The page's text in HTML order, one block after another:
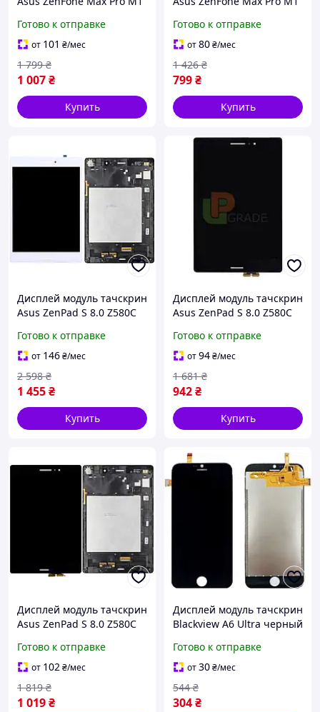
оригинал PRC c рамкой
Готово к отправке
от 101 ₴/мес
1 007₴
1 799 ₴
Купить
оригинал PRC
Готово к отправке
от80₴/мес
799₴
1 426 ₴
Купить
Дисплей модуль тачскрин
Asus ZenPad S 8.0 Z580C
рамкой серебристого
цвета
Готово к отправке
от 146₴/мес
1 455₴
2 598 ₴
Купить
Дисплей модуль тачскрин
Asus ZenPad S 8.0 Z580C
Готово к отправке
от94₴/мес
942₴
1 681 ₴
Купить
Дисплей модуль тачскрин
Asus ZenPad S 8.0 Z580C
рамкой серебристого
цвета
Готово к отправке
от 102₴/мес
1 019₴
1 819 ₴
Дисплей модуль тачскрин
Blackview A6 Ultra черный
Готово к отправке
от30₴/мес
304₴
544 ₴